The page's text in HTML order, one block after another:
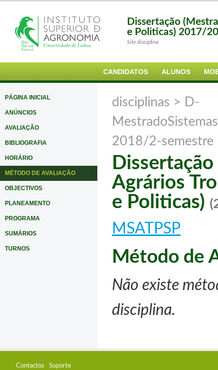
Dissertação
e Politicas) 2017/
Site disciplina
CANDIDATOS ALUNOS
PÁGINA INICIAL
ANÚNCIOS
AVALIAÇÃO
BIBLIOGRAFIA
HORÁRIO
MÉTODO DE AVALIAÇÃO
OBJECTIVOS
PLANEAMENTO
PROGRAMA
SUMÁRIOS
TURNOS
disciplinas > D-
2018/2-semestre
Agrários
e Politicas)
MSATPSP
Método de
Não existe
disciplina.
Contactos Suporte